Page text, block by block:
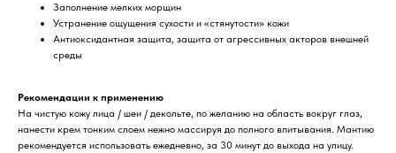
Заполнение мелких морщин
Устранение ощущения сухости и «стянутости» кожи
Антиоксидантная защита, защита от агрессивных акторов внешней
среды
Рекомендации к применению
На чистую кожу лица / шеи / декольте, по желанию на область вокруг глаз,
нанести крем тонким слоем нежно массируя до полного впитывания. Мантию
рекомендуется использовать ежедневно, за 30 минут до выхода на улицу.